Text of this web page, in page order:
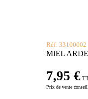
Réf: 33100002
MIEL
7,95 €
Prix de vente